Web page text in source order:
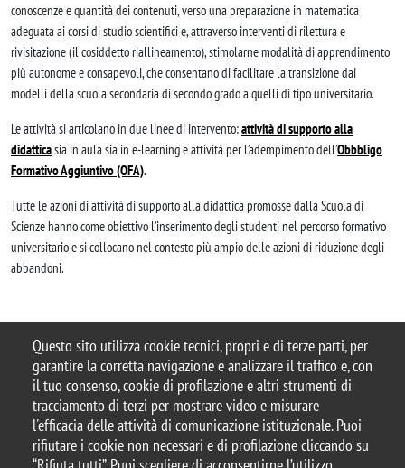
Questo sito utilizza cookie tecnici, propri e di terze parti, per
garantire la corretta navigazione e analizzare il traffico e, con
il tuo consenso, cookie di profilazione e altri strumenti di
tracciamento di terzi per mostrare video e misurare
l'efficacia delle attività di comunicazione istituzionale. Puoi
rifiutare i cookie non necessari e di profilazione cliccando su
conoscenze e quantità dei contenuti, verso una preparazione in matematica
adeguata ai corsi di studio scientifici e, attraverso interventi di rilettura e
rivisitazione (il cosiddetto riallineamento), stimolarne modalità di apprendimento
più autonome e consapevoli, che consentano di facilitare la transizione dai
modelli della scuola secondaria di secondo grado a quelli di tipo universitario.
Le attività si articolano in due linee di intervento:attività di supporto alla
didatticasia in aula sia in e-learning e attività per l’adempimento dell’Obbbligo
Formativo Aggiuntivo (OFA).
Tutte le azioni di attività di supporto alla didattica promosse dalla Scuola di
Scienze hanno come obiettivo l’inserimento degli studenti nel percorso formativo
universitario e si collocano nel contesto più ampio delle azioni di riduzione degli
abbandoni.
© 2025 Università degli Studi di Milano-Bicocca
Piazza dell'Ateneo Nuovo, 1 - 20126, Milano
Casella PEC:ateneo.bicocca@pec.unimib.it
P.I. 12621570154 |redazioneweb@unimib.it